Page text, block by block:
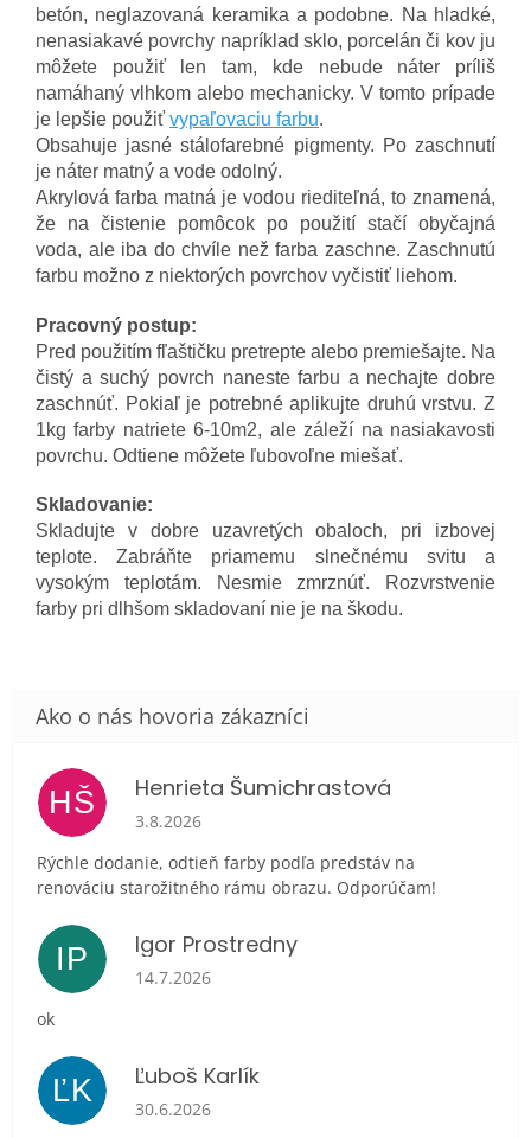
betón, neglazovaná keramika a podobne. Na hladké,
nenasiakavé povrchy napríklad sklo, porcelán či kov ju
môžete použiť len tam, kde nebude náter príliš
namáhaný vlhkom alebo mechanicky. V tomto prípade
je lepšie použiť vypaľovaciu farbu.
Obsahuje jasné stálofarebné pigmenty. Po zaschnutí
je náter matný a vode odolný.
Akrylová farba matná je vodou riediteľná, to znamená,
že na čistenie pomôcok po použití stačí obyčajná
voda, ale iba do chvíle než farba zaschne. Zaschnutú
farbu možno z niektorých povrchov vyčistiť liehom.
Pracovný postup:
Pred použitím fľaštičku pretrepte alebo premiešajte. Na
čistý a suchý povrch naneste farbu a nechajte dobre
zaschnúť. Pokiaľ je potrebné aplikujte druhú vrstvu. Z
1kg farby natriete 6-10m2, ale záleží na nasiakavosti
povrchu. Odtiene môžete ľubovoľne miešať.
Skladovanie:
Skladujte v dobre uzavretých obaloch, pri izbovej
teplote. Zabráňte priamemu slnečnému svitu a
vysokým teplotám. Nesmie zmrznúť. Rozvrstvenie
farby pri dlhšom skladovaní nie je na škodu.
HŠ Henrieta Šumichrastová
Hodnotenie obchodu je 5 z 5 hviezdičiek.
3.8.2026
Rýchle dodanie, odtieň farby podľa predstáv na
renováciu starožitného rámu obrazu. Odporúčam!
IP Igor Prostredny
Hodnotenie obchodu je 5 z 5 hviezdičiek.
14.7.2026
ok
ĽK Ľuboš Karlík
Hodnotenie obchodu je 5 z 5 hviezdičiek.
30.6.2026